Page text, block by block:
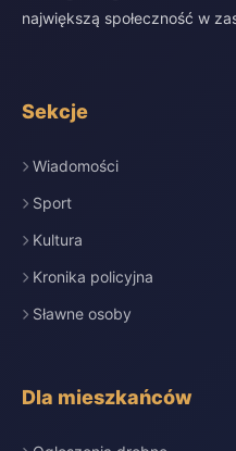
największą społeczność w
Sekcje
Wiadomości
Sport
Kultura
Kronika policyjna
Sławne osoby
Dla mieszkańców